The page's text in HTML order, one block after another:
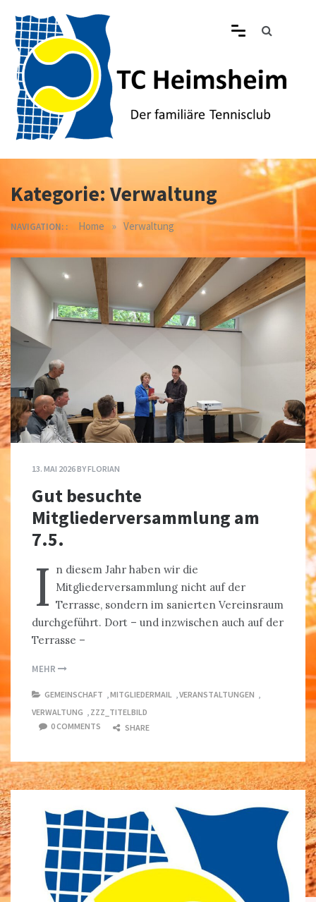
content
Tennisclub Heimsheim
Kategorie: Verwaltung
NAVIGATION: : Home » Verwaltung
13. MAI 2026BYFLORIAN
Gut besuchte
Mitgliederversammlung am
7.5.
I n diesem Jahr haben wir die
Mitgliederversammlung nicht auf der
Terrasse, sondern im sanierten Vereinsraum
durchgeführt. Dort – und inzwischen auch auf der
Terrasse –
MEHR
GEMEINSCHAFT ,MITGLIEDERMAIL ,VERANSTALTUNGEN ,
VERWALTUNG , ZZZ_TITELBILD
0 COMMENTS
SHARE